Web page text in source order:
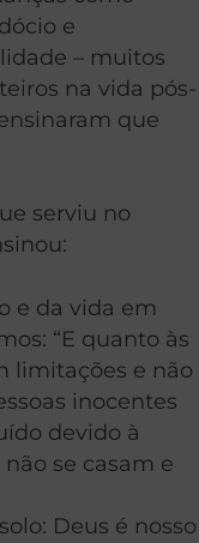
e
– muitos
na vida pós-
que
serviu no
e da vida em
“E quanto às
limitações e não
inocentes
devido à
se casam e
Deus é nosso